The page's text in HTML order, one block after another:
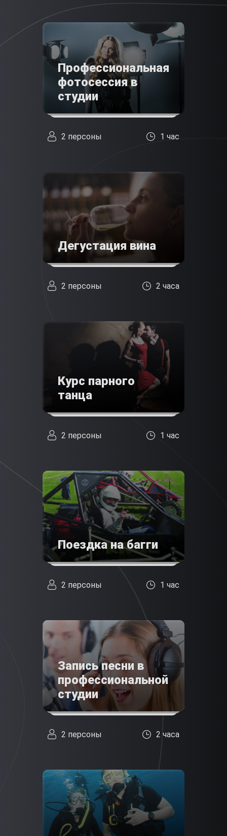
Профессиональная
фотосессия в
студии
2 персоны 1 час
Дегустация вина
2 персоны 2 часа
Курс парного
танца
2 персоны 1 час
Поездка на багги
2 персоны 1 час
Запись песни в
профессиональной
студии
2 персоны 2 часа